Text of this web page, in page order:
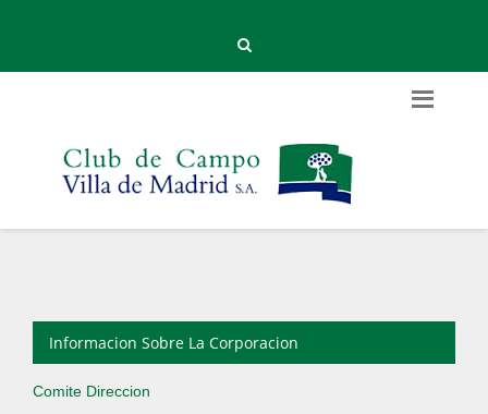
Informacion Sobre La Corporacion
Comite Direccion